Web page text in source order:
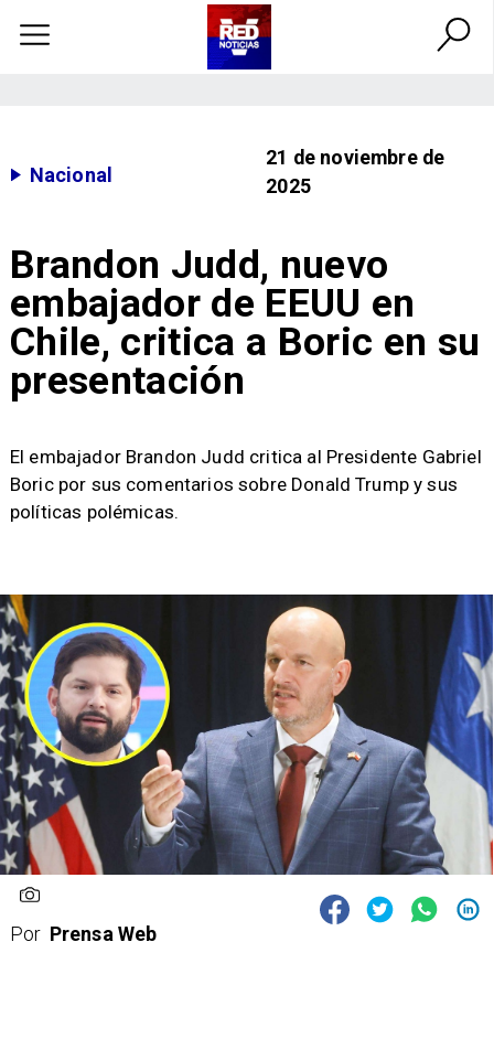
Nacional
21 de noviembre de
2025
Brandon Judd, nuevo
embajador de EEUU en
Chile, critica a Boric en su
presentación
El embajador Brandon Judd critica al Presidente Gabriel
Boric por sus comentarios sobre Donald Trump y sus
políticas polémicas.
Por Prensa Web